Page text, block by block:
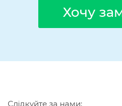
Хочу
Слідкуйте за нами: